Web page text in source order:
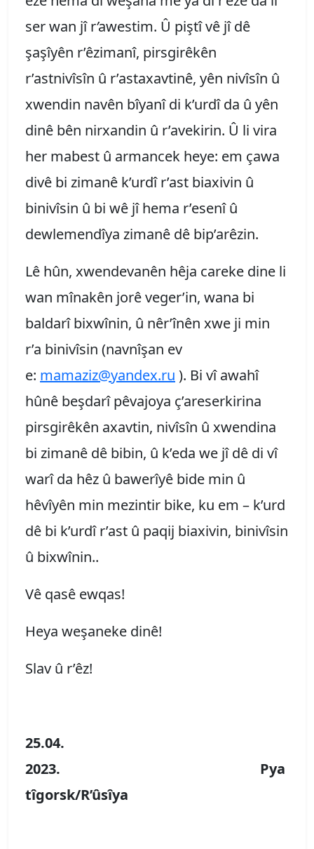
ser wan jî r’awestim. Û piştî vê jî dê
şaşîyên r’êzimanî, pirsgirêkên
r’astnivîsîn û r’astaxavtinê, yên nivîsîn û
xwendin navên bîyanî di k’urdî da û yên
dinê bên nirxandin û r’avekirin. Û li vira
her mabest û armancek heye: em çawa
divê bi zimanê k’urdî r’ast biaxivin û
binivîsin û bi wê jî hema r’esenî û
dewlemendîya zimanê dê bip’arêzin.
Lê hûn, xwendevanên hêja careke dine li
wan mînakên jorê veger’in, wana bi
baldarî bixwînin, û nêr’înên xwe ji min
r’a binivîsin (navnîşan ev
e: mamaziz@yandex.ru ). Bi vî awahî
hûnê beşdarî pêvajoya ç’areserkirina
pirsgirêkên axavtin, nivîsîn û xwendina
bi zimanê dê bibin, û k’eda we jî dê di vî
warî da hêz û bawerîyê bide min û
hêvîyên min mezintir bike, ku em – k’urd
dê bi k’urdî r’ast û paqij biaxivin, binivîsin
û bixwînin..
Vê qasê ewqas!
Heya weşaneke dinê!
Slav û r’êz!
25.04.
2023. Pya
tîgorsk/R’ûsîya